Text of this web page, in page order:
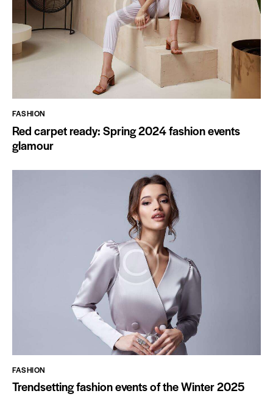
FASHION
Red carpet ready: Spring 2024 fashion events
glamour
FASHION
Trendsetting fashion events of the Winter 2025